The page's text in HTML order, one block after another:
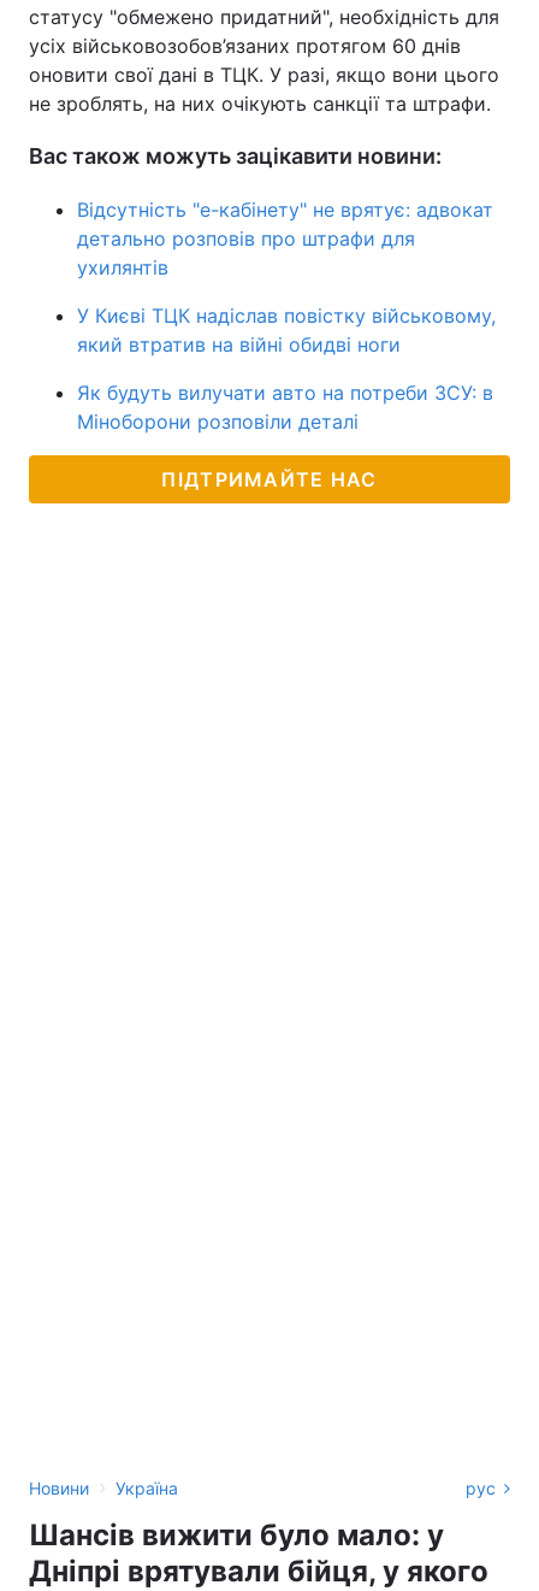
статусу "обмежено придатний", необхідність для
усіх військовозобов’язаних протягом 60 днів
оновити свої дані в ТЦК. У разі, якщо вони цього
не зроблять, на них очікують санкції та штрафи.
Вас також можуть зацікавити новини:
Відсутність "е-кабінету" не врятує: адвокат
детально розповів про штрафи для
ухилянтів
У Києві ТЦК надіслав повістку військовому,
який втратив на війні обидві ноги
Як будуть вилучати авто на потреби ЗСУ: в
Міноборони розповіли деталі
ПІДТРИМАЙТЕ НАС
Новини › Україна рус
Шансів вижити було мало: у
Дніпрі врятували бійця, у якого